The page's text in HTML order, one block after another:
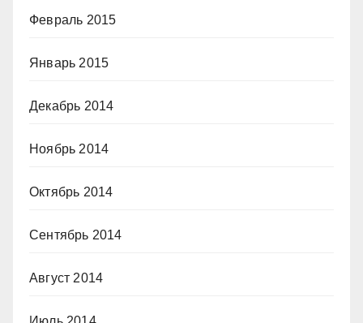
Февраль 2015
Январь 2015
Декабрь 2014
Ноябрь 2014
Октябрь 2014
Сентябрь 2014
Август 2014